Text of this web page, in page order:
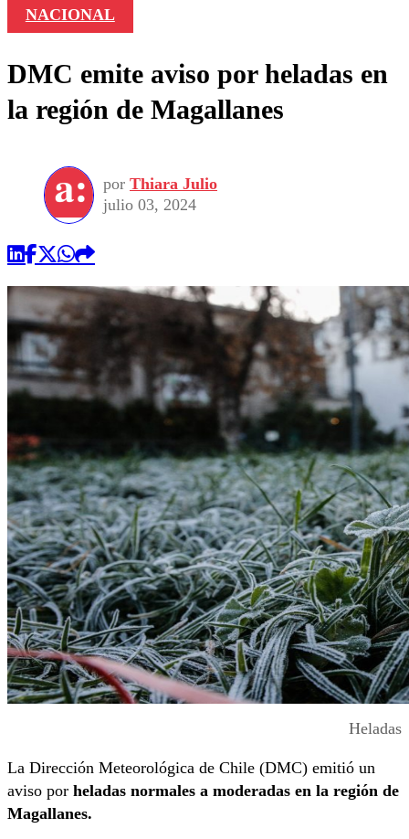
NACIONAL
DMC emite aviso por heladas en
la región de Magallanes
por Thiara Julio
julio 03, 2024
Heladas
La Dirección Meteorológica de Chile (DMC) emitió un
aviso por heladas normales a moderadas en la región de
Magallanes.